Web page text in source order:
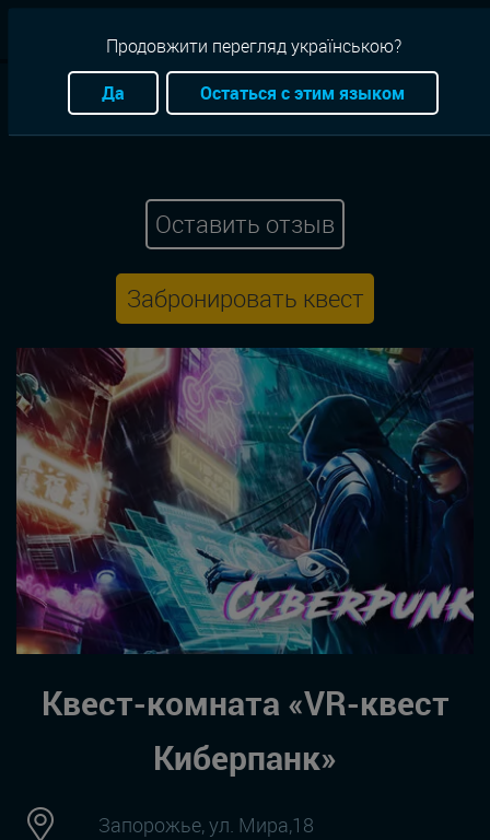
Запорожье
Виртуальная реальность
Приключение
Оазис VR-квест Киберпанк
Оставить отзыв
Забронировать квест
Квест-комната «VR-квест
Киберпанк»
Запорожье, ул. Мира,18
Продовжити перегляд українською?
Да
Остаться с этим языком